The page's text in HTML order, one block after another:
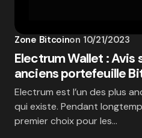
Zone Bitcoinon 10/21/2023
Electrum Wallet : Avis
anciens portefeuille
Electrum est l’un des plus
qui existe. Pendant
premier choix pour les…